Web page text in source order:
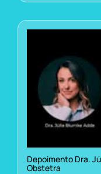
Depoimento Dra.
Obstetra